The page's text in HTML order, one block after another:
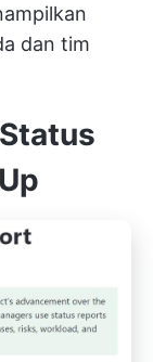
dan tim